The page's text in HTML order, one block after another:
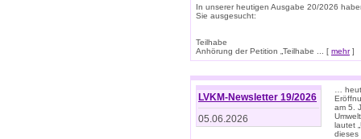
In unserer heutigen Ausgabe 20/2026
Sie ausgesucht:
Teilhabe
Anhörung der Petition „Teilhabe ... [ mehr]
LVKM-Newsletter 19/2026
05.06.2026
…
am 5.
lautet
dieses